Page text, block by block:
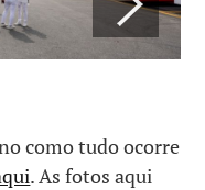
como tudo ocorre
. As fotos aqui